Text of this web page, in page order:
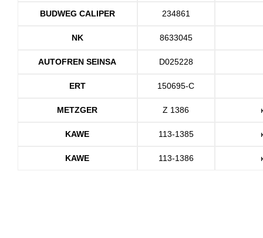
BUDWEG CALIPER 234861
NK 8633045
AUTOFREN SEINSA D025228
ERT 150695-C
METZGER Z 1386
KAWE 113-1385
KAWE 113-1386